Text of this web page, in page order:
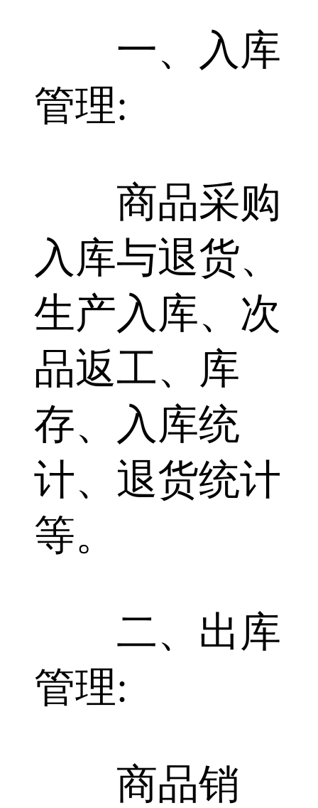
一、入库
管理:
商品采购
入库与退货、
生产入库、次
品返工、库
存、入库统
计、退货统计
等。
二、出库
管理:
商品销